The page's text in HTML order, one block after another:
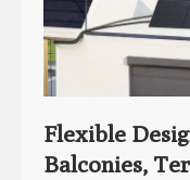
Flexible
Balconies,